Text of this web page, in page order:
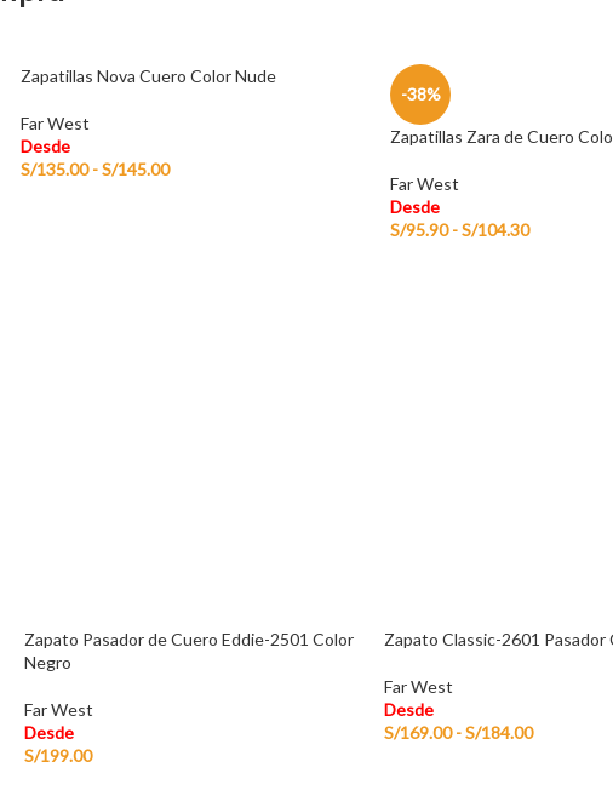
Zapatillas Nova Cuero Color Nude
Far West
Desde
S/135.00 - S/145.00
-38%
Zapatillas Zara de Cuero
Far West
Desde
S/95.90 -S/104.30
Zapato Pasador de Cuero Eddie-2501 Color
Negro
Far West
Desde
S/199.00
Zapato Classic-2601 Pasador
Far West
Desde
S/169.00 -S/184.00